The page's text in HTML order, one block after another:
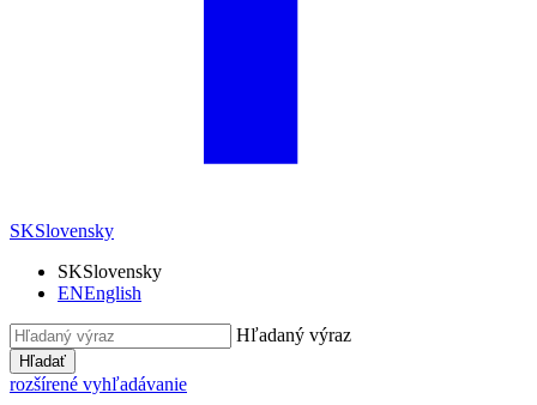
SKSlovensky
SKSlovensky
ENEnglish
Hľadaný výraz
Hľadať
rozšírené vyhľadávanie